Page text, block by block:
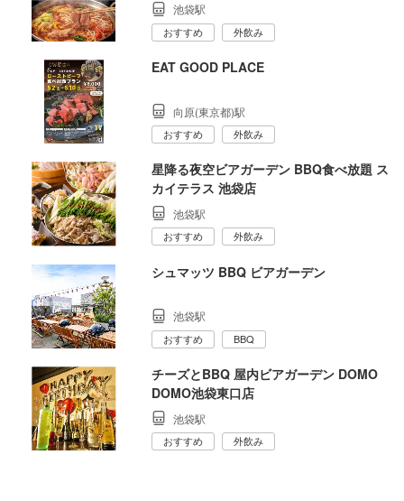
池袋駅
おすすめ 外飲み
EAT GOOD PLACE
向原(東京都)駅
おすすめ 外飲み
星降る夜空ビアガーデン BBQ食べ放題 ス
カイテラス 池袋店
池袋駅
おすすめ 外飲み
シュマッツ BBQ ビアガーデン
池袋駅
おすすめ BBQ
チーズとBBQ 屋内ビアガーデン DOMO
DOMO池袋東口店
池袋駅
おすすめ 外飲み